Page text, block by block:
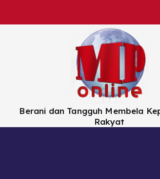
Berani dan Tangguh Membela
Rakyat